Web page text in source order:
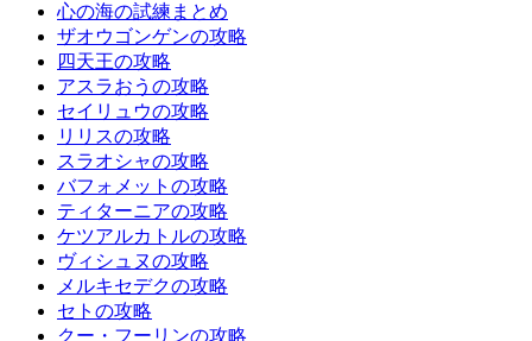
心の海の試練まとめ
ザオウゴンゲンの攻略
四天王の攻略
アスラおうの攻略
セイリュウの攻略
リリスの攻略
スラオシャの攻略
バフォメットの攻略
ティターニアの攻略
ケツアルカトルの攻略
ヴィシュヌの攻略
メルキセデクの攻略
セトの攻略
クー・フーリンの攻略